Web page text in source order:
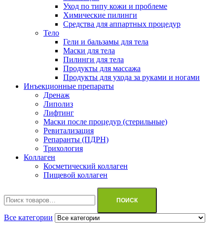
Уход по типу кожи и проблеме
Химические пилинги
Средства для аппартных процедур
Тело
Гели и бальзамы для тела
Маски для тела
Пилинги для тела
Продукты для массажа
Продукты для ухода за руками и ногами
Инъекционные препараты
Дренаж
Липолиз
Лифтинг
Маски после процедур (стерильные)
Ревитализация
Репаранты (ПДРН)
Трихология
Коллаген
Косметический коллаген
Пищевой коллаген
ПОИСК
Все категории